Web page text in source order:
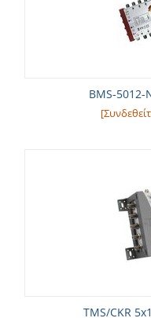
BMS-
TMS/CKR